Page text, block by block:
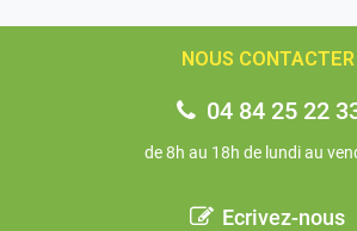
NOUS CONTACTER
04 84 25 22
de 8h au 18h de lundi au
Ecrivez-nous